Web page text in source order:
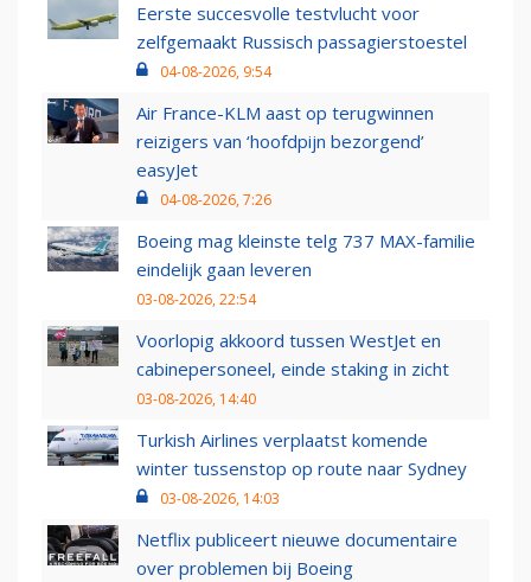
Eerste succesvolle testvlucht voor
zelfgemaakt Russisch passagierstoestel
04-08-2026, 9:54
Air France-KLM aast op terugwinnen
reizigers van ‘hoofdpijn bezorgend’
easyJet
04-08-2026, 7:26
Boeing mag kleinste telg 737 MAX-familie
eindelijk gaan leveren
03-08-2026, 22:54
Voorlopig akkoord tussen WestJet en
cabinepersoneel, einde staking in zicht
03-08-2026, 14:40
Turkish Airlines verplaatst komende
winter tussenstop op route naar Sydney
03-08-2026, 14:03
Netflix publiceert nieuwe documentaire
over problemen bij Boeing